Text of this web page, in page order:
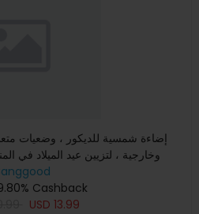
إضاءة شمسية للديكور ، وضعيات
وخارجية ، لتزيين عيد الميلاد في
Cashback
USD 13.99